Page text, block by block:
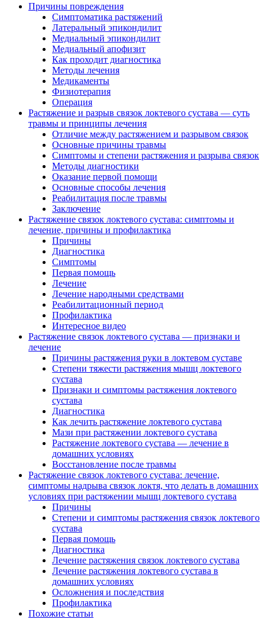
Причины повреждения
Симптоматика растяжений
Латеральный эпикондилит
Медиальный эпикондилит
Медиальный апофизит
Как проходит диагностика
Методы лечения
Медикаменты
Физиотерапия
Операция
Растяжение и разрыв связок локтевого сустава — суть
травмы и принципы лечения
Отличие между растяжением и разрывом связок
Основные причины травмы
Симптомы и степени растяжения и разрыва связок
Методы диагностики
Оказание первой помощи
Основные способы лечения
Реабилитация после травмы
Заключение
Растяжение связок локтевого сустава: симптомы и
лечение, причины и профилактика
Причины
Диагностика
Симптомы
Первая помощь
Лечение
Лечение народными средствами
Реабилитационный период
Профилактика
Интересное видео
Растяжение связок локтевого сустава — признаки и
лечение
Причины растяжения руки в локтевом суставе
Степени тяжести растяжения мышц локтевого
сустава
Признаки и симптомы растяжения локтевого
сустава
Диагностика
Как лечить растяжение локтевого сустава
Мази при растяжении локтевого сустава
Растяжение локтевого сустава — лечение в
домашних условиях
Восстановление после травмы
Растяжение связок локтевого сустава: лечение,
симптомы надрыва связок локтя, что делать в домашних
условиях при растяжении мышц локтевого сустава
Причины
Степени и симптомы растяжения связок локтевого
сустава
Первая помощь
Диагностика
Лечение растяжения связок локтевого сустава
Лечение растяжения локтевого сустава в
домашних условиях
Осложнения и последствия
Профилактика
Похожие статьи